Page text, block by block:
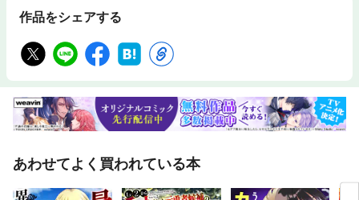
作品をシェアする
あわせてよく買われている本